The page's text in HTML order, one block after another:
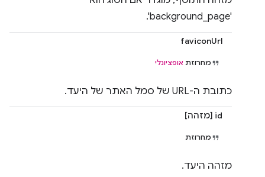
'background_page'.
faviconUrl
מחרוזת אופציונלי
כתובת ה-URL של סמל האתר של היעד.
id [מזהה]
מחרוזת
מזהה היעד.